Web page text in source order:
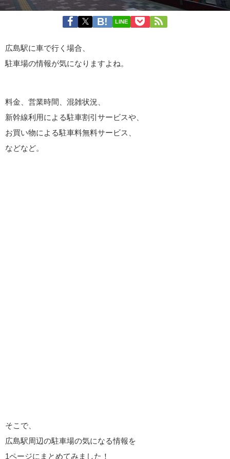
LINE
広島駅に車で行く場合、
駐車場の情報が気になりますよね。
料金、営業時間、混雑状況、
新幹線利用による駐車割引サービスや、
お買い物による駐車料無料サービス、
などなど。
そこで、
広島駅周辺の駐車場の気になる情報を
1ページにまとめてみました！